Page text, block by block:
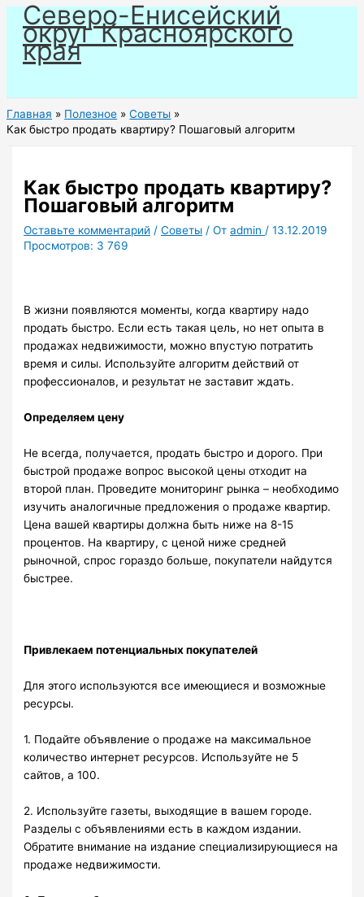
Перейти
содержимому
Северо-Енисейский
округ Красноярского
края
Главная Полезное
Советы
Как быстро продать квартиру? Пошаговый алгоритм
Как быстро продать квартиру?
Пошаговый алгоритм
Оставьте комментарий /Советы / Отadmin /13.12.2019
Просмотров: 3 769
В жизни появляются моменты, когда квартиру надо
продать быстро. Если есть такая цель, но нет опыта в
продажах недвижимости, можно впустую потратить
время и силы. Используйте алгоритм действий от
профессионалов, и результат не заставит ждать.
Определяем цену
Не всегда, получается, продать быстро и дорого. При
быстрой продаже вопрос высокой цены отходит на
второй план. Проведите мониторинг рынка – необходимо
изучить аналогичные предложения о продаже квартир.
Цена вашей квартиры должна быть ниже на 8-15
процентов. На квартиру, с ценой ниже средней
рыночной, спрос гораздо больше, покупатели найдутся
быстрее.
Привлекаем потенциальных покупателей
Для этого используются все имеющиеся и возможные
ресурсы.
1. Подайте объявление о продаже на максимальное
количество интернет ресурсов. Используйте не 5
сайтов, а 100.
2. Используйте газеты, выходящие в вашем городе.
Разделы с объявлениями есть в каждом издании.
Обратите внимание на издание специализирующиеся на
продаже недвижимости.